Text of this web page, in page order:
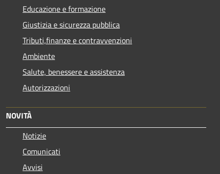
Educazione e formazione
Giustizia e sicurezza pubblica
Tributi,finanze e contravvenzioni
Ambiente
Salute, benessere e assistenza
Autorizzazioni
NOVITÀ
Notizie
Comunicati
Avvisi